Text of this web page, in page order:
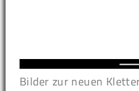
Bilder zur neuen